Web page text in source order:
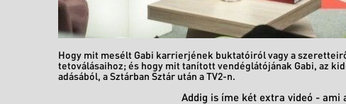
Hogy mit mesélt Gabi karrierjének buktatóiról vagy a
tetoválásaihoz; és hogy mit tanított vendéglátójának Gabi, az
adásából, a Sztárban Sztár után a TV2-n.
Addig is íme két extra videó - ami